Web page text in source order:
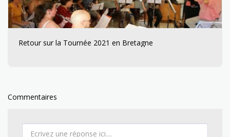
Retour sur la Tournée 2021 en Bretagne
Commentaires